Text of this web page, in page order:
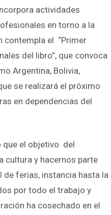
actividades
en torno a la
contempla el “Primer
del libro”, que convoca
Argentina, Bolivia,
se realizará el próximo
en dependencias del
que el objetivo del
cultura y hacernos parte
ferias, instancia hasta la
por todo el trabajo y
ha cosechado en el